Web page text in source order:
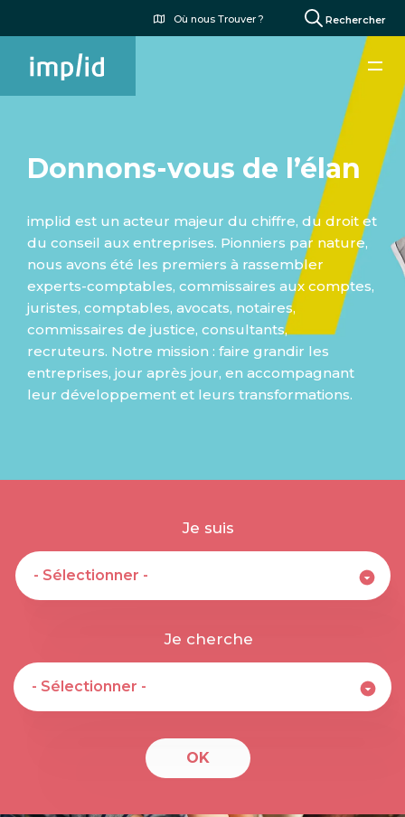
principal
Où nous Trouver ?
Menu
du
l'utilisateur
Rechercher
Donnons-vous de l’élan
implid est un acteur majeur du chiffre, du droit et
du conseil aux entreprises. Pionniers par nature,
nous avons été les premiers à rassembler
experts-comptables, commissaires aux comptes,
juristes, comptables, avocats, notaires,
commissaires de justice, consultants,
recruteurs. Notre mission : faire grandir les
entreprises, jour après jour, en accompagnant
leur développement et leurs transformations.
Je suis
Je cherche
OK